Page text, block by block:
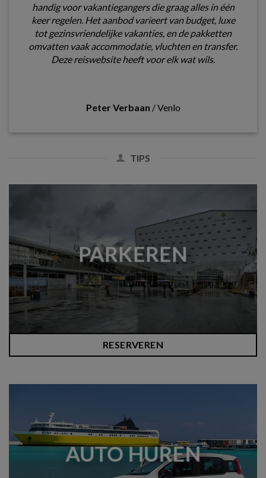
handig voor vakantiegangers die graag alles in één
keer regelen. Het aanbod varieert van budget, luxe
tot gezinsvriendelijke vakanties, en de pakketten
omvatten vaak accommodatie, vluchten en transfer.
Deze reiswebsite heeft voor elk wat wils.
Peter Verbaan /Venlo
TIPS
PARKEREN
RESERVEREN
AUTO HUREN